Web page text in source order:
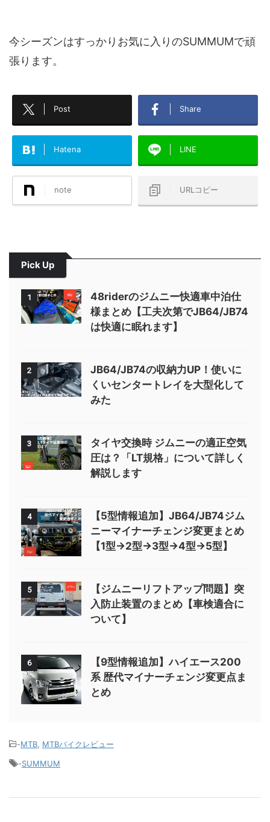
今シーズンはすっかりお気に入りのSUMMUMで頑
張ります。
Post Share
Hatena LINE
note URLコピー
Pick Up
1
48riderのジムニー快適車中泊仕
様まとめ【工夫次第でJB64/JB74
は快適に眠れます】
2
JB64/JB74の収納力UP！使いに
くいセンタートレイを大型化して
みた
3
タイヤ交換時 ジムニーの適正空気
圧は？「LT規格」について詳しく
解説します
4
【5型情報追加】JB64/JB74ジム
ニーマイナーチェンジ変更まとめ
【1型→2型→3型→4型→5型】
5
【ジムニーリフトアップ問題】突
入防止装置のまとめ【車検適合に
ついて】
6
【9型情報追加】ハイエース200
系 歴代マイナーチェンジ変更点ま
とめ
-MTB MTBバイクレビュー
-SUMMUM